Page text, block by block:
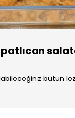
patlıcan
bütün